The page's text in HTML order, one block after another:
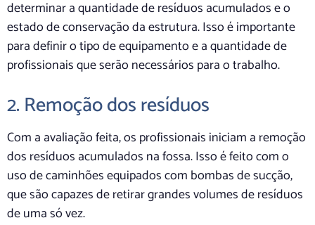
determinar a quantidade de resíduos acumulados e o
estado de conservação da estrutura. Isso é importante
para definir o tipo de equipamento e a quantidade de
profissionais que serão necessários para o trabalho.
2. Remoção dos resíduos
Com a avaliação feita, os profissionais iniciam a remoção
dos resíduos acumulados na fossa. Isso é feito com o
uso de caminhões equipados com bombas de sucção,
que são capazes de retirar grandes volumes de resíduos
de uma só vez.